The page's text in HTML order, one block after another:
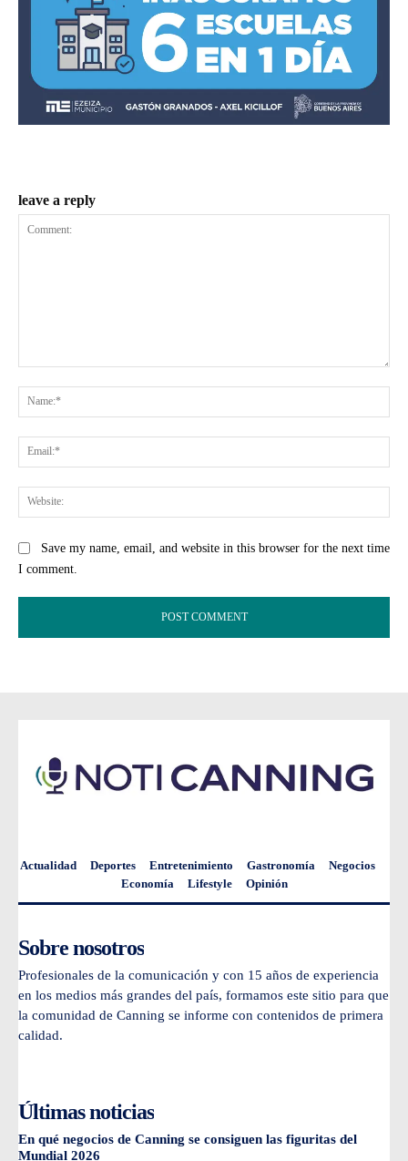
leave a reply
Save my name, email, and website in this browser for the next time
I comment.
Actualidad Deportes Entretenimiento Gastronomía
Negocios
Economía
Lifestyle Opinión
Sobre nosotros
Profesionales de la comunicación y con 15 años de experiencia
en los medios más grandes del país, formamos este sitio para que
la comunidad de Canning se informe con contenidos de primera
calidad.
Últimas noticias
En qué negocios de Canning se consiguen las figuritas del
Mundial 2026